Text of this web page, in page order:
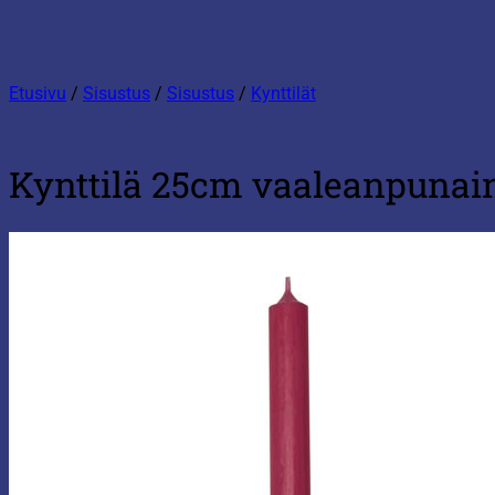
Etusivu / Sisustus / Sisustus / Kynttilät
Kynttilä 25cm